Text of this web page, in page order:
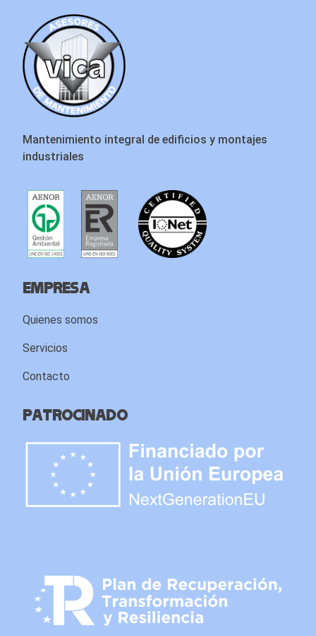
Mantenimiento integral de edificios y montajes
industriales
Empresa
Quienes somos
Servicios
Contacto
Patrocinado